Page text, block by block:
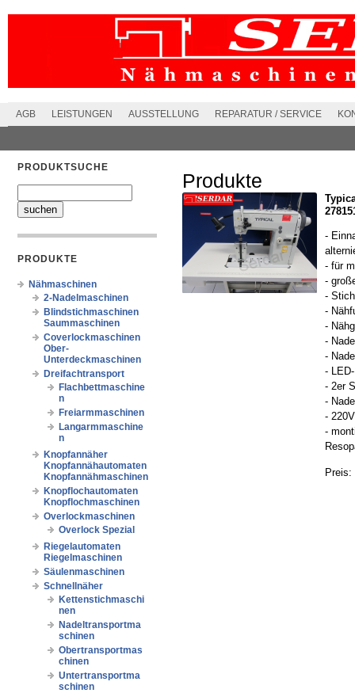
AGB LEISTUNGEN AUSSTELLUNG REPARATUR / SERVICE
PRODUKTSUCHE
PRODUKTE
Nähmaschinen
2-Nadelmaschinen
Blindstichmaschinen
Saummaschinen
Coverlockmaschinen
Ober-
Unterdeckmaschinen
Dreifachtransport
Flachbettmaschine
n
Freiarmmaschinen
Langarmmaschine
n
Knopfannäher
Knopfannähautomaten
Knopfannähmaschinen
Knopflochautomaten
Knopflochmaschinen
Overlockmaschinen
Overlock Spezial
Riegelautomaten
Riegelmaschinen
Säulenmaschinen
Schnellnäher
Kettenstichmaschi
nen
Nadeltransportma
schinen
Obertransportmas
chinen
Untertransportma
schinen
Produkte
-
- für
-
-
-
-
-
-
-
- 2er
-
-
-
Preis: